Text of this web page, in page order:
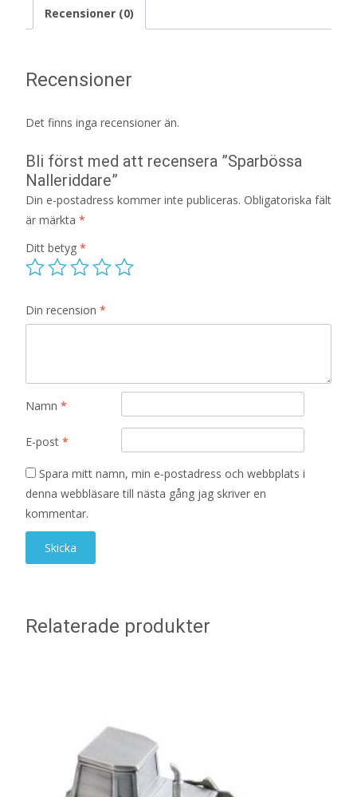
Recensioner (0)
Recensioner
Det finns inga recensioner än.
Bli först med att recensera ”Sparbössa
Nalleriddare”
Din e-postadress kommer inte publiceras. Obligatoriska fält
är märkta *
Ditt betyg *
Din recension *
Namn *
E-post *
Spara mitt namn, min e-postadress och webbplats i
denna webbläsare till nästa gång jag skriver en
kommentar.
Relaterade produkter